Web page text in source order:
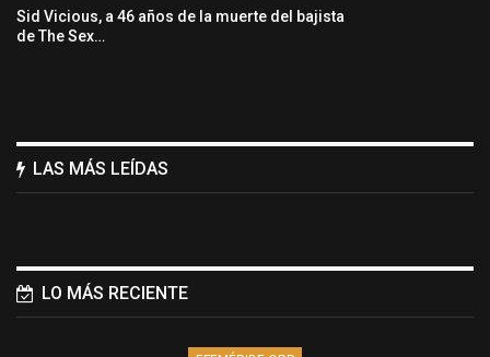
Sid Vicious, a 46 años de la muerte del bajista
de The Sex…
LAS MÁS LEÍDAS
LO MÁS RECIENTE